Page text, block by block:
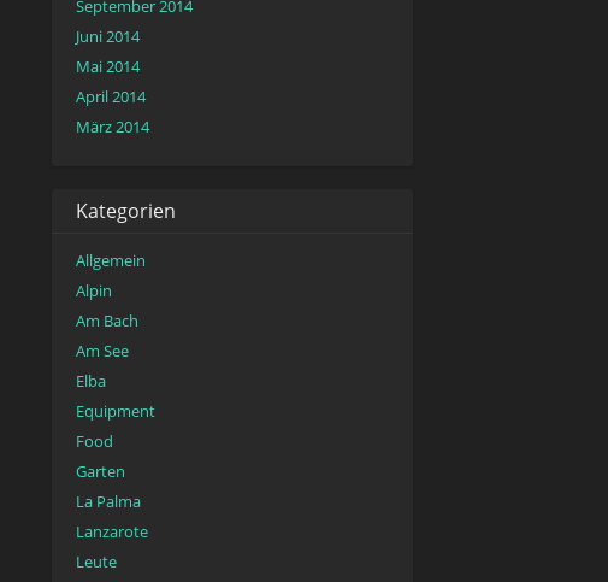
September 2014
Juni 2014
Mai 2014
April 2014
März 2014
Kategorien
Allgemein
Alpin
Am Bach
Am See
Elba
Equipment
Food
Garten
La Palma
Lanzarote
Leute